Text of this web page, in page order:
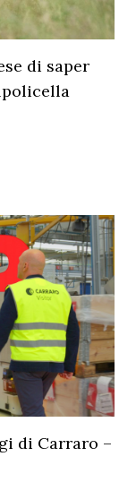
di saper
di Carraro –